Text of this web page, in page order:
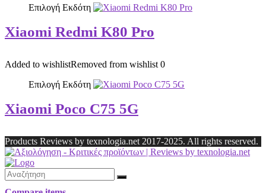
Επιλογή Εκδότη
Xiaomi Redmi K80 Pro
Added to wishlistRemoved from wishlist 0
Επιλογή Εκδότη
Xiaomi Poco C75 5G
Products Reviews by texnologia.net 2017-2025. All rights reserved.